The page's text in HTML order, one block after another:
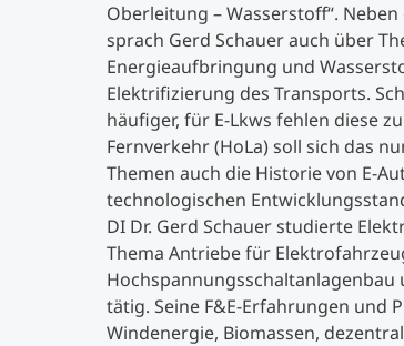
Oberleitung – Wasserstoff“.
sprach Gerd Schauer auch über
Energieaufbringung und
Elektrifizierung des Transports.
häufiger, für E-Lkws fehlen diese
Fernverkehr (HoLa) soll sich das
Themen auch die Historie von E-
technologischen
DI Dr. Gerd Schauer studierte
Thema Antriebe für
tätig. Seine F&E-Erfahrungen und
Windenergie, Biomassen,